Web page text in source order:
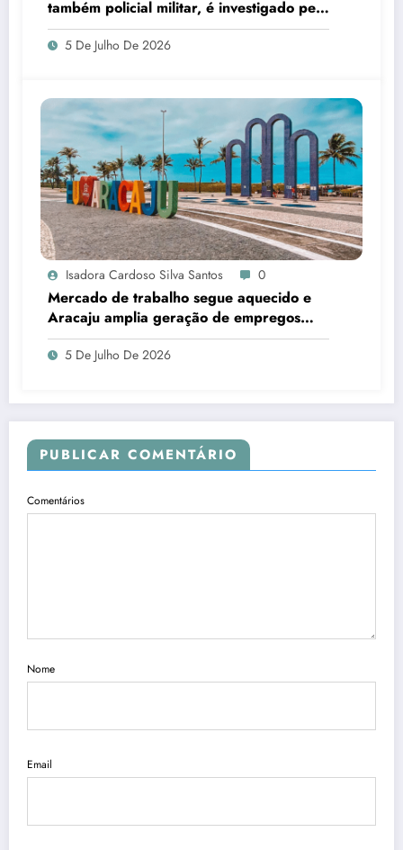
também policial militar, é investigado pelo
crime
5 De Julho De 2026
Isadora Cardoso Silva Santos 0
Mercado de trabalho segue aquecido e
Aracaju amplia geração de empregos
formais
5 De Julho De 2026
PUBLICAR COMENTÁRIO
Comentários
Nome
Email